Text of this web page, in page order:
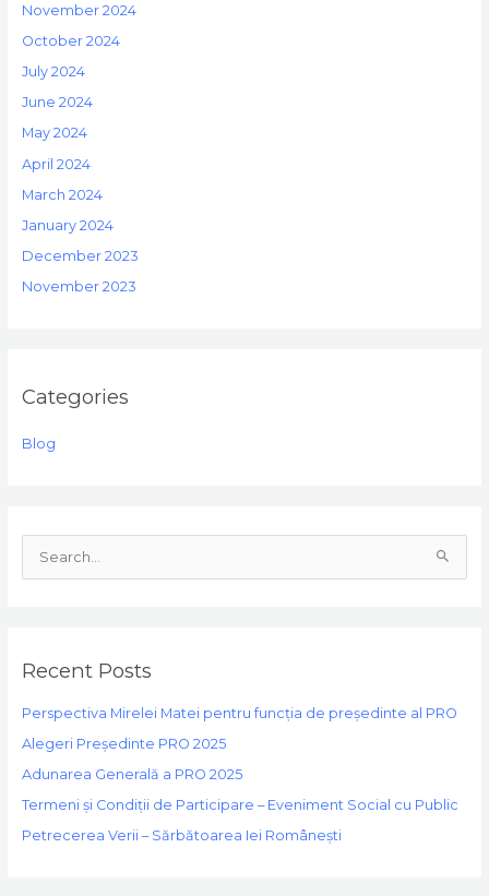
November 2024
October 2024
July 2024
June 2024
May 2024
April 2024
March 2024
January 2024
December 2023
November 2023
Categories
Blog
c
o
r
:
Recent Posts
Perspectiva Mirelei Matei pentru funcția de președinte al PRO
Alegeri Președinte PRO 2025
Adunarea Generală a PRO 2025
Termeni și Condiții de Participare – Eveniment Social cu Public
Petrecerea Verii – Sărbătoarea Iei Românești